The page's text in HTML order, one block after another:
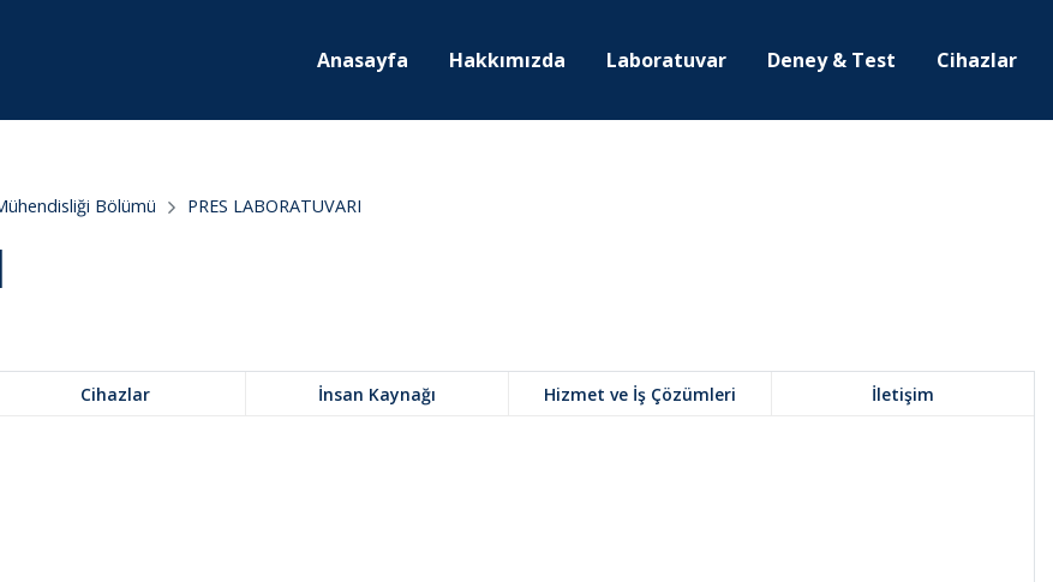
Anasayfa Hakkımızda Laboratuvar Deney & Test Cihazlar
Bölümü PRES LABORATUVARI
Cihazlar İnsan Kaynağı Hizmet ve İş Çözümleri İletişim